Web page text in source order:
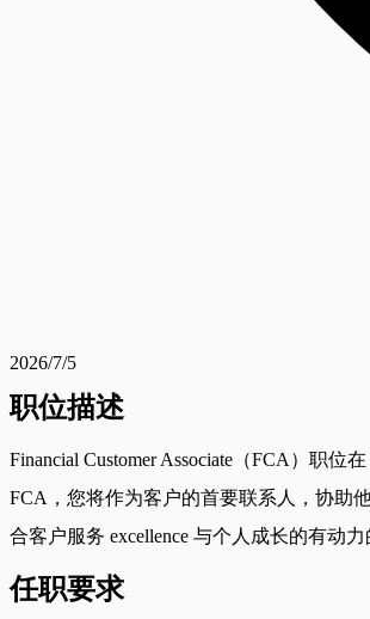
2026/7/5
职位描述
Financial Customer Associate（FCA）职
FCA，您将作为客户的首要联系人，协助
合客户服务 excellence 与个人成长的有动
任职要求